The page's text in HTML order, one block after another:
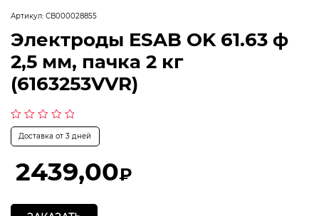
Артикул: СВ000028855
Электроды ESAB OK 61.63 ф
2,5 мм, пачка 2 кг
(6163253VVR)
Оценка
из
Доставка от 3 дней
2439,00₽